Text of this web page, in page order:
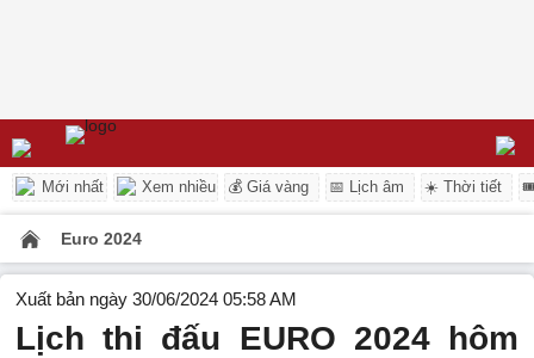
Mới nhất Xem nhiều 💰 Giá vàng 📅 Lịch âm ☀️ Thời tiết
Euro 2024
Xuất bản ngày 30/06/2024 05:58 AM
Lịch thi đấu EURO 2024 hôm